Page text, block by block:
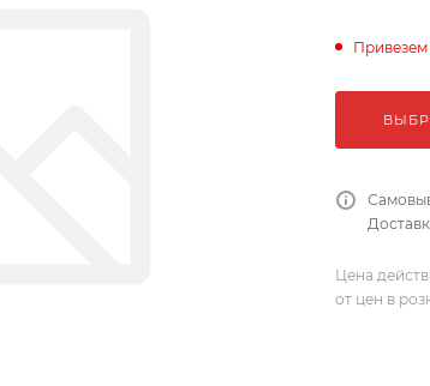
Привезем
Цена
от цен в